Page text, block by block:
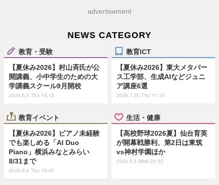
advertisement
NEWS CATEGORY
教育・受験
【夏休み2026】村山斉氏が公
開講義、小中学生のための大
学講義スクール9月開校
2026.8.6 Thu 19:15
教育ICT
【夏休み2026】東大メタバー
ス工学部、生成AIなどジュニ
ア講座6選
2026.7.30 Thu 11:15
教育イベント
【夏休み2026】ピアノ未経験
でも楽しめる「AI Duo
Piano」横浜みなとみらい
8/31まで
2026.8.6 Thu 19:45
生活・健康
【高校野球2026夏】仙台育英
が開幕戦勝利、第2日は東筑
vs神村学園ほか
2026.8.5 Wed 20:32